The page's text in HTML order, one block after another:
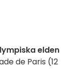
elden
de Paris (12